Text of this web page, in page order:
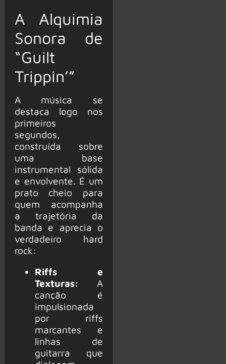
A Alquimia
Sonora de
“Guilt
Trippin’”
A música se
destaca logo nos
primeiros
segundos,
construída sobre
uma base
instrumental sólida
e envolvente. É um
prato cheio para
quem acompanha
a trajetória da
banda e aprecia o
verdadeiro hard
rock:
Riffs e
Texturas: A
canção é
impulsionada
por riffs
marcantes e
linhas de
guitarra que